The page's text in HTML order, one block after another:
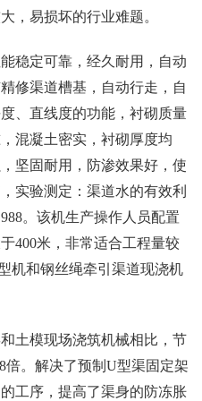
，易损坏的行业难题。
稳定可靠，经久耐用，自动
修渠道槽基，自动行走，自
、直线度的功能，衬砌质量
混凝土密实，衬砌厚度均
坚固耐用，防渗效果好，使
实验测定：渠道水的有效利
。该机生产操作人员配置
400米，非常适合工程量较
机和钢丝绳牵引渠道现浇机
土模现场浇筑机械相比，节
倍。解决了预制U型渠固定架
工序，提高了渠身的防冻胀